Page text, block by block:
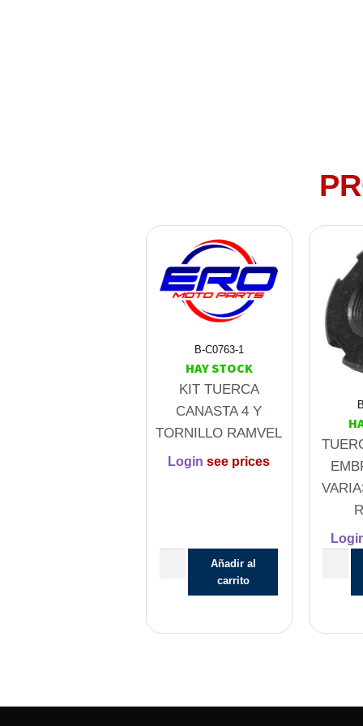
B-C0763-1
HAY STOCK
KIT TUERCA
CANASTA 4 Y
TORNILLO RAMVEL
Login see prices
Añadir al
carrito